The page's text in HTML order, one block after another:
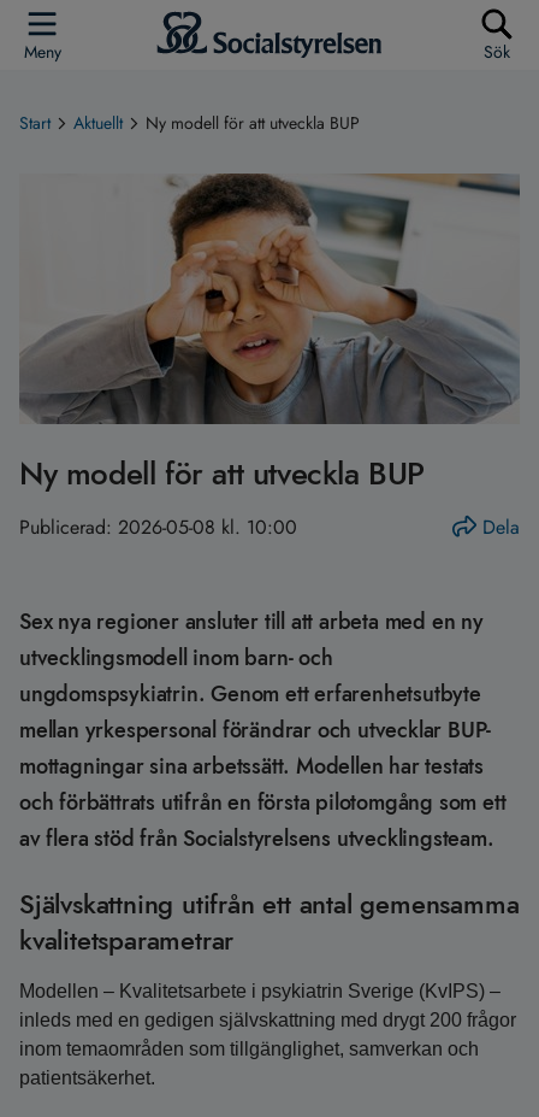
Meny Sök
Start Aktuellt Ny modell för att utveckla BUP
Ny modell för att utveckla BUP
Publicerad: 2026-05-08 kl. 10:00 Dela
Sex nya regioner ansluter till att arbeta med en ny
utvecklingsmodell inom barn- och
ungdomspsykiatrin. Genom ett erfarenhetsutbyte
mellan yrkespersonal förändrar och utvecklar BUP-
mottagningar sina arbetssätt. Modellen har testats
och förbättrats utifrån en första pilotomgång som ett
av flera stöd från Socialstyrelsens utvecklingsteam.
Självskattning utifrån ett antal gemensamma
kvalitetsparametrar
Modellen – Kvalitetsarbete i psykiatrin Sverige (KvIPS) –
inleds med en gedigen självskattning med drygt 200 frågor
inom temaområden som tillgänglighet, samverkan och
patientsäkerhet.